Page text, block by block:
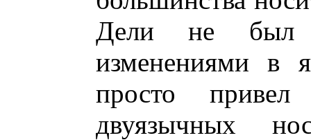
Дели не был
изменениями в
просто
двуязычных